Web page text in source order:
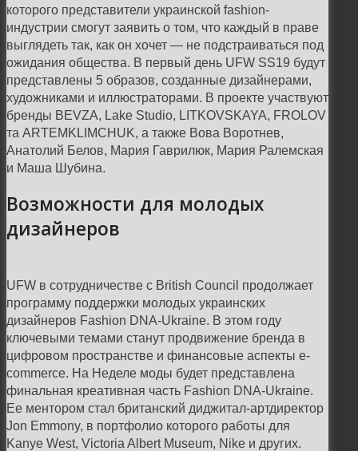
которого представители украинской fashion-
индустрии смогут заявить о том, что каждый в праве
выглядеть так, как он хочет — не подстраиваться под
ожидания общества. В первый день UFW SS19 будут
представлены 5 образов, созданные дизайнерами,
художниками и иллюстраторами. В проекте участвуют
бренды BEVZA, Lake Studio, LITKOVSKAYA, FROLOV
та ARTEMKLIMCHUK, а также Вова Воротнев,
Анатолий Белов, Мария Гаврилюк, Мария Ралемская
и Маша Шубина.
Возможности для молодых
дизайнеров
UFW в сотрудничестве с British Council продолжает
программу поддержки молодых украинских
дизайнеров Fashion DNA-Ukraine. В этом году
ключевыми темами станут продвижение бренда в
цифровом пространстве и финансовые аспекты e-
commerce. На Неделе моды будет представлена
финальная креативная часть Fashion DNA-Ukraine.
Ее ментором стал британский диджитал-артдиректор
Jon Emmony, в портфолио которого работы для
Kanye West, Victoria Albert Museum, Nike и других.